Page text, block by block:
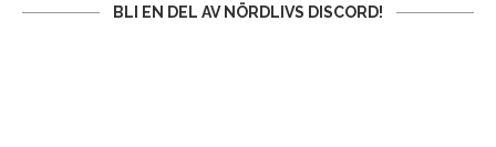
BLI EN DEL AV NÖRDLIVS DISCORD!